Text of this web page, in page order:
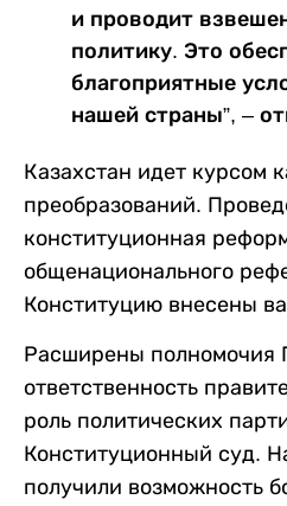
и проводит
политику. Это
благоприятные
нашей страны”, –
Казахстан идет курсом
преобразований.
конституционная
общенационального
Конституцию внесены
Расширены полномочия
ответственность
роль политических
Конституционный суд.
получили возможность